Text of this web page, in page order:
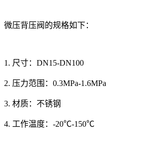
微压背压阀的规格如下：
1. 尺寸：DN15-DN100
2. 压力范围：0.3MPa-1.6MPa
3. 材质：不锈钢
4. 工作温度：-20℃-150℃